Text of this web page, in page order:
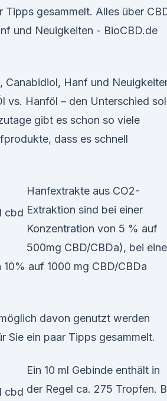
Tipps gesammelt. Alles über
und Neuigkeiten - BioCBD.de
Canabidiol, Hanf und
vs. Hanföl – den Unterschied
gibt es schon so viele
dass es schnell
Hanfextrakte aus CO2-
Extraktion sind bei einer
Konzentration von 5 % auf
500mg CBD/CBDa), bei
auf 1000 mg CBD/CBDa
davon genutzt werden
Sie ein paar Tipps gesammelt.
Ein 10 ml Gebinde enthält in
der Regel ca. 275 Tropfen.